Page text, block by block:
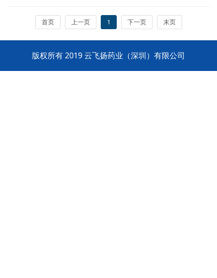
首页
上一页 1 下一页 末页
版权所有 2019 云飞扬药业（深圳）有限公司